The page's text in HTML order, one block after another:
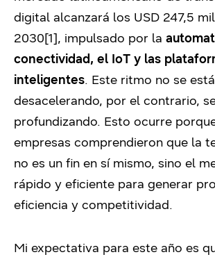
digital alcanzará los USD 247,5
2030[1], impulsado por la
conectividad, el IoT y las
inteligentes. Este ritmo no se está
desacelerando, por el contrario,
profundizando. Esto ocurre
empresas comprendieron que la
no es un fin en sí mismo, sino el
rápido y eficiente para generar
eficiencia y competitividad.
Mi expectativa para este año es